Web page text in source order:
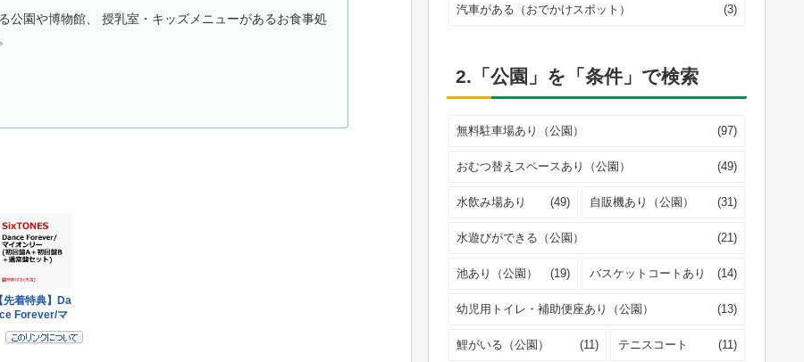
公園や博物館、 授乳室・キッズメニューがあるお食事処
汽車がある（おでかけスポット） (3)
2.「公園」を「条件」で検索
無料駐車場あり（公園） (97)
おむつ替えスペースあり（公園） (49)
水飲み場あり (49) 自販機あり（公園） (31)
水遊びができる（公園） (21)
池あり（公園） (19) バスケットコートあり (14)
幼児用トイレ・補助便座あり（公園） (13)
鯉がいる（公園） (11) テニスコート (11)